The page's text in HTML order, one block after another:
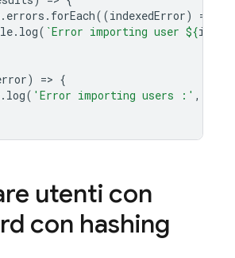
. errors . forEach((indexedError) =
. log( `Error importing user ${
) => {
. log( 'Error importing users :' ,
utenti con
con hashing